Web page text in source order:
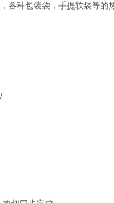
各种包装袋，手提软袋等的